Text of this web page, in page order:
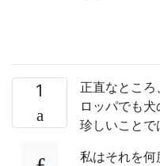
1
正直なとこ
ロッパでも
珍しいことで
私はそれを